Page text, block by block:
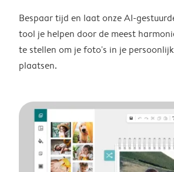
Bespaar tijd en laat onze AI-
tool je helpen door de meest
te stellen om je foto's in je
plaatsen.